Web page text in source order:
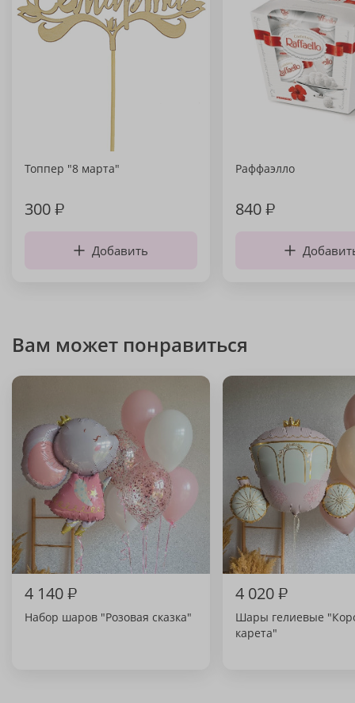
Топпер "8 марта"
300₽
Добавить
Раффаэлло
840₽
Вам может понравиться
4 140₽
Набор шаров "Розовая сказка"
4 020₽
Шары гелиевые
карета"